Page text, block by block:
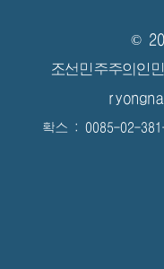
©
조선민주주의인
확스 : 0085-02-